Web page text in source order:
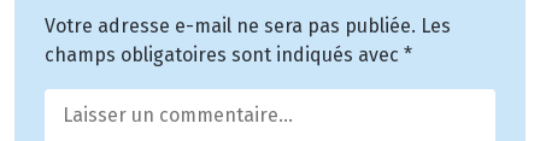
Votre adresse e-mail ne sera pas publiée. Les
champs obligatoires sont indiqués avec *